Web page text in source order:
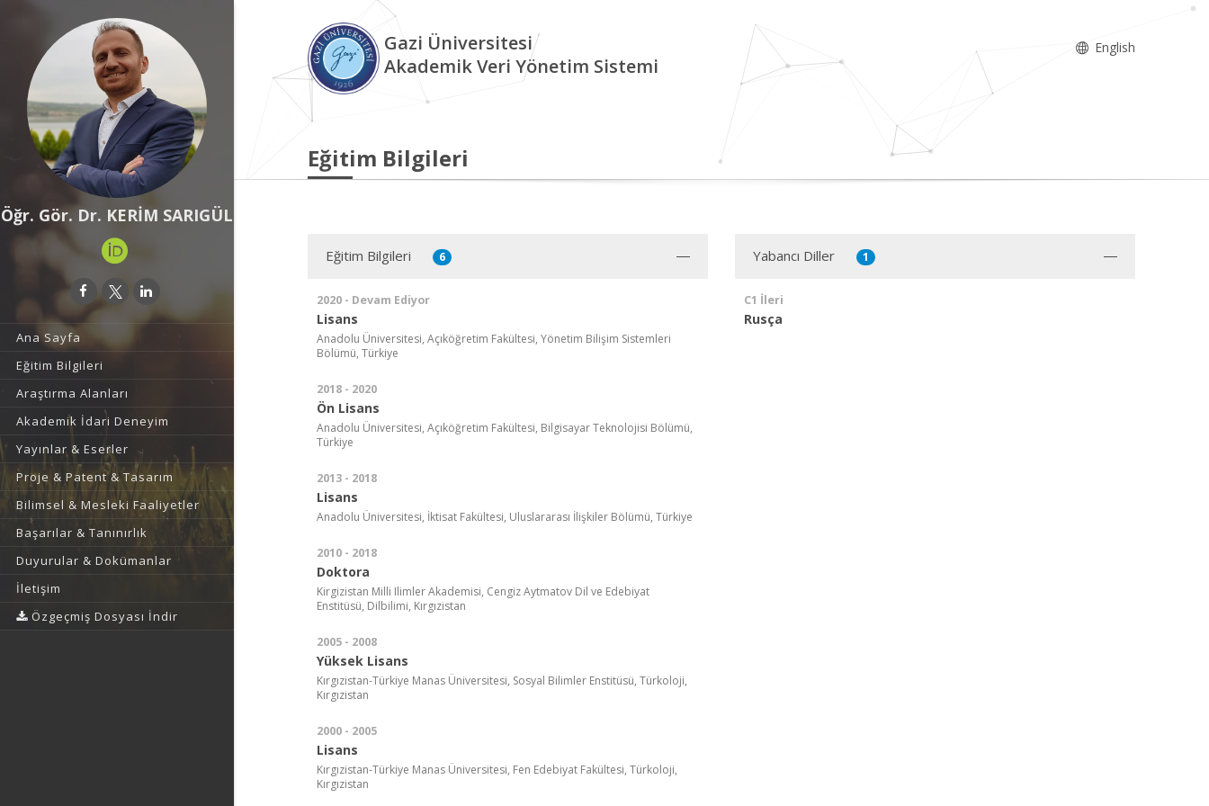
Öğr. Gör. Dr. KERİM SARIGÜL
Ana Sayfa
Eğitim Bilgileri
Araştırma Alanları
Akademik İdari Deneyim
Yayınlar & Eserler
Proje & Patent & Tasarım
Bilimsel & Mesleki Faaliyetler
Başarılar & Tanınırlık
Duyurular & Dokümanlar
İletişim
Özgeçmiş Dosyası İndir
Gazi Üniversitesi
Akademik Veri Yönetim Sistemi
English
Eğitim Bilgileri
Eğitim Bilgileri 6
2020 - Devam Ediyor
Lisans
Anadolu Üniversitesi, Açıköğretim Fakültesi, Yönetim Bilişim Sistemleri
Bölümü, Türkiye
2018 - 2020
Ön Lisans
Anadolu Üniversitesi, Açıköğretim Fakültesi, Bilgisayar Teknolojisi Bölümü,
Türkiye
2013 - 2018
Lisans
Anadolu Üniversitesi, İktisat Fakültesi, Uluslararası İlişkiler Bölümü, Türkiye
2010 - 2018
Doktora
Kirgizistan Milli Ilimler Akademisi, Cengiz Aytmatov Dil ve Edebiyat
Enstitüsü, Dilbilimi, Kırgızistan
2005 - 2008
Yüksek Lisans
Kırgızistan-Türkiye Manas Üniversitesi, Sosyal Bilimler Enstitüsü, Türkoloji,
Kırgızistan
2000 - 2005
Lisans
Kırgızistan-Türkiye Manas Üniversitesi, Fen Edebiyat Fakültesi, Türkoloji,
Kırgızistan
Yabancı Diller 1
C1 İleri
Rusça